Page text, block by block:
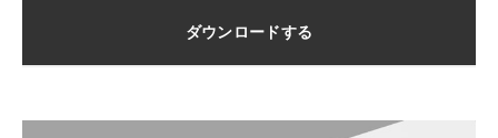
ダウンロードする